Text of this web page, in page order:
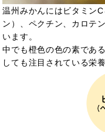
温州みかんにはビタミン
ン）、ペクチン、カロテ
います。
中でも橙色の色の素であ
しても注目されている栄